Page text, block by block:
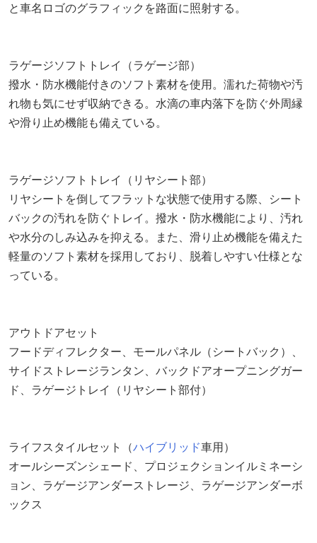
と車名ロゴのグラフィックを路面に照射する。
ラゲージソフトトレイ（ラゲージ部）
撥水・防水機能付きのソフト素材を使用。濡れた荷物や汚
れ物も気にせず収納できる。水滴の車内落下を防ぐ外周縁
や滑り止め機能も備えている。
ラゲージソフトトレイ（リヤシート部）
リヤシートを倒してフラットな状態で使用する際、シート
バックの汚れを防ぐトレイ。撥水・防水機能により、汚れ
や水分のしみ込みを抑える。また、滑り止め機能を備えた
軽量のソフト素材を採用しており、脱着しやすい仕様とな
っている。
アウトドアセット
フードディフレクター、モールパネル（シートバック）、
サイドストレージランタン、バックドアオープニングガー
ド、ラゲージトレイ（リヤシート部付）
ライフスタイルセット（ハイブリッド車用）
オールシーズンシェード、プロジェクションイルミネーシ
ョン、ラゲージアンダーストレージ、ラゲージアンダーボ
ックス